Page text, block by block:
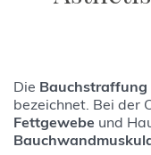
Die Bauchstraffung
bezeichnet. Bei der
Fettgewebe und